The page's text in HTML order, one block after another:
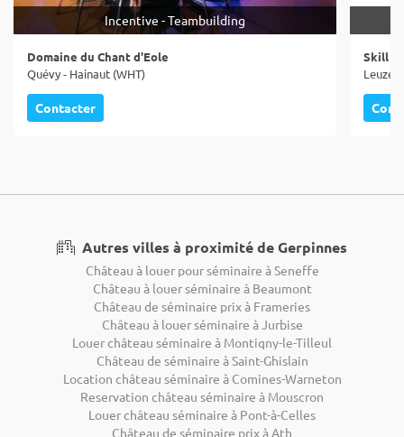
Incentive - Teambuilding
Domaine du Chant d'Eole
Quévy - Hainaut (WHT)
Contacter
Skill
Leuze-
Autres villes à proximité de Gerpinnes
Château à louer pour séminaire à Seneffe
Château à louer séminaire à Beaumont
Château de séminaire prix à Frameries
Château à louer séminaire à Jurbise
Louer château séminaire à Montigny-le-Tilleul
Château de séminaire à Saint-Ghislain
Location château séminaire à Comines-Warneton
Reservation château séminaire à Mouscron
Louer château séminaire à Pont-à-Celles
Château de séminaire prix à Ath